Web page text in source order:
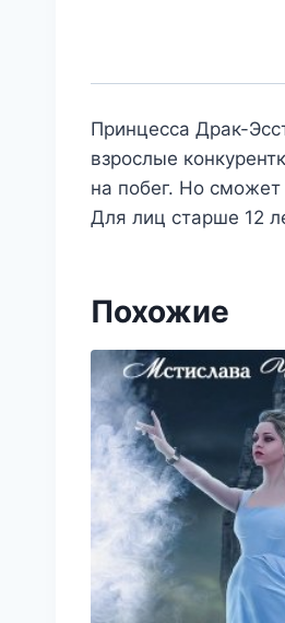
Принцесса Драк-
взрослые
на побег. Но сможет
Для лиц старше 12
Похожие